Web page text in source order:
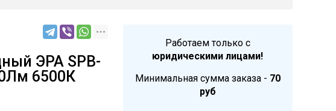
ЭРА SPB-
6500К
Работаем только с
юридическими лицами!
Минимальная сумма заказа - 70
руб